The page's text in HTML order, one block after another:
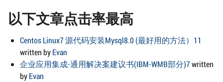
以下文章点击率最高
Centos Linux7 源代码安装Mysql8.0 (最好用的方法）11
written byEvan
企业应用集成-通用解决案建议书(IBM-WMB部分)7written
byEvan